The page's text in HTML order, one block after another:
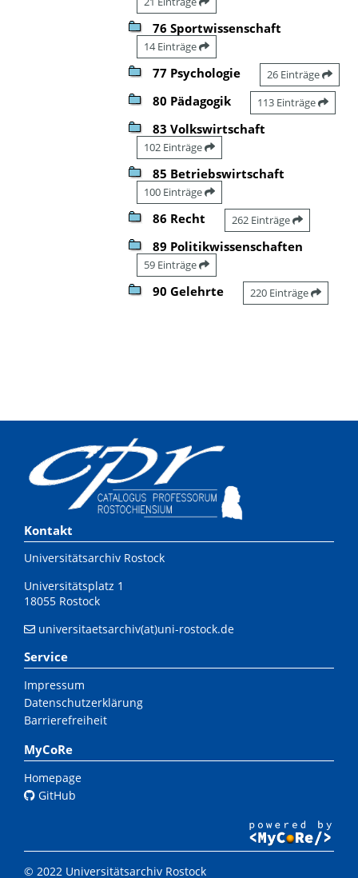
76 Sportwissenschaft
14 Einträge
77 Psychologie 26 Einträge
80 Pädagogik 113 Einträge
83 Volkswirtschaft
102 Einträge
85 Betriebswirtschaft
100 Einträge
86 Recht 262 Einträge
89 Politikwissenschaften
59 Einträge
90 Gelehrte 220 Einträge
Kontakt
Universitätsarchiv Rostock
Universitätsplatz 1
18055 Rostock
universitaetsarchiv(at)uni-rostock.de
Service
Impressum
Datenschutzerklärung
Barrierefreiheit
MyCoRe
Homepage
GitHub
© 2022 Universitätsarchiv Rostock